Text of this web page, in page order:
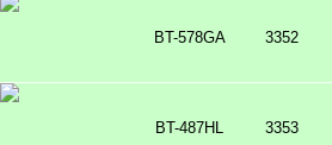
BT-578GA 3352
BT-487HL 3353